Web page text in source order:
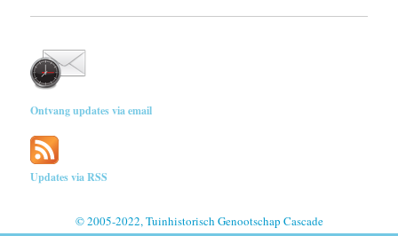
Ontvang updates via email
Updates via RSS
© 2005-2022, Tuinhistorisch Genootschap Cascade